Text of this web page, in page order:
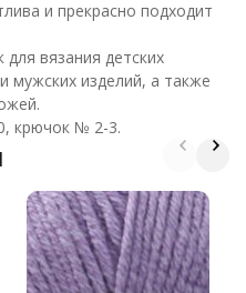
и прекрасно подходит
вязания детских
мужских изделий, а также
крючок № 2-3.